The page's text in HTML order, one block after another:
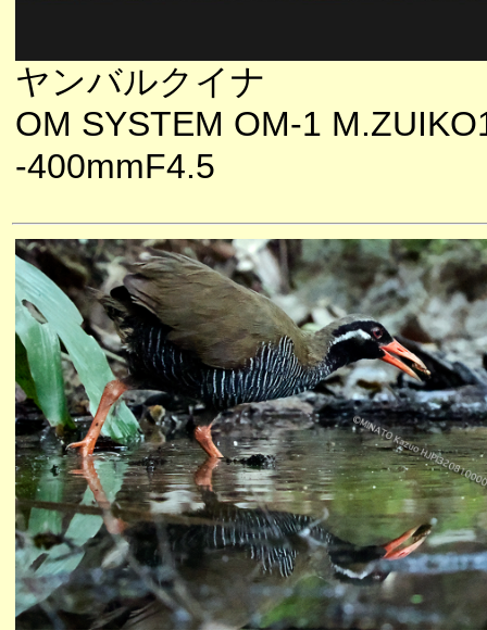
ヤンバルクイナ
OM SYSTEM OM-1
-400mmF4.5